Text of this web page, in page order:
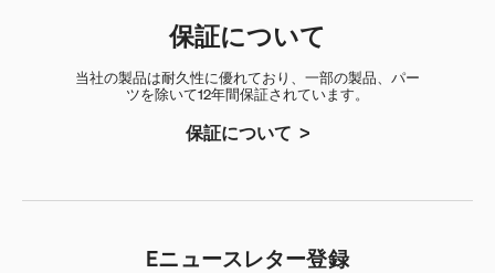
保証について
当社の製品は耐久性に優れており、一部の製品、パー
ツを除いて12年間保証されています。
保証について
Eニュースレター登録